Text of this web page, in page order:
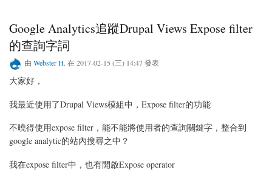
Google Analytics追蹤Drupal Views Expose filter
的查詢字詞
由 Webster H. 在 2017-02-15 (三) 14:47 發表
大家好，
我最近使用了Drupal Views模組中，Expose filter的功能
不曉得使用expose filter，能不能將使用者的查詢關鍵字，整合到
google analytic的站內搜尋之中？
我在expose filter中，也有開啟Expose operator